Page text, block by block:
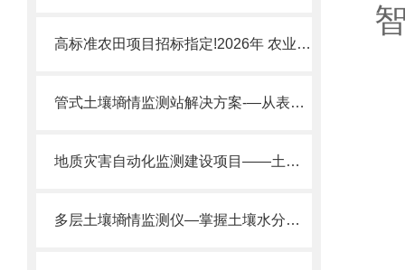
高标准农田项目招标指定!2026年 农业土壤墒情监测设备​优选厂家
管式土壤墒情监测站解决方案-—从表层到深层！大田果园灌溉好帮手。
地质灾害自动化监测建设项目——土壤含水量监测仪器的应用
多层土壤墒情监测仪—掌握土壤水分动态，为合理灌溉土壤研究提供全面信息。